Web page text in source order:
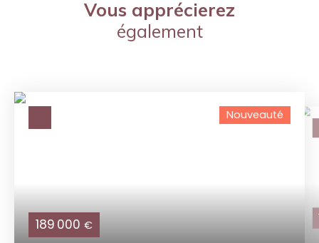
Vous apprécierez
également
189 000 €
Nouveauté